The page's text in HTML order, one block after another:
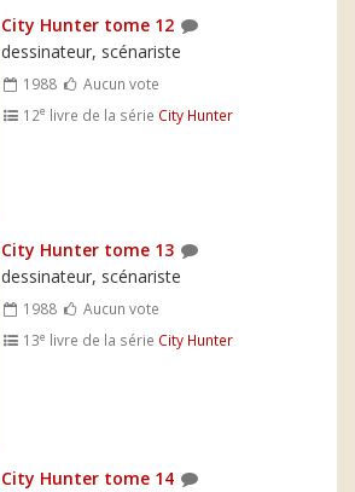
City Hunter tome 12
dessinateur, scénariste
1988
Aucun vote
12e livre de la série City Hunter
City Hunter tome 13
dessinateur, scénariste
1988
Aucun vote
13e livre de la série City Hunter
City Hunter tome 14